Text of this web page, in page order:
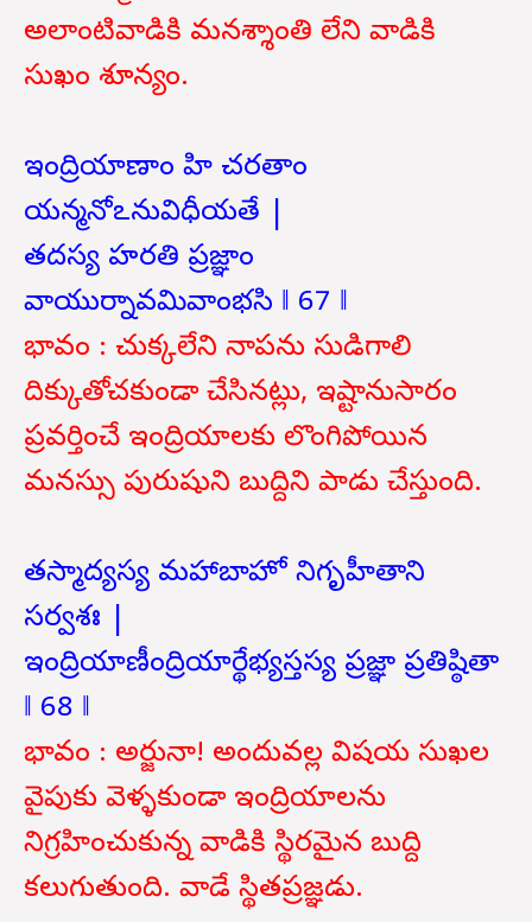
అలాంటివాడికి మనశ్శాంతి లేని వాడికి
సుఖం శూన్యం.
ఇంద్రియాణాం హి చరతాం
యన్మనోఽనువిధీయతే |
తదస్య హరతి ప్రజ్ఞాం
వాయుర్నావమివాంభసి ‖ 67 ‖
భావం : చుక్కలేని నాపను సుడిగాలి
దిక్కుతోచకుండా చేసినట్లు, ఇష్టానుసారం
ప్రవర్తించే ఇంద్రియాలకు లొంగిపోయిన
మనస్సు పురుషుని బుద్దిని పాడు చేస్తుంది.
తస్మాద్యస్య మహాబాహో నిగృహీతాని
సర్వశః |
ఇంద్రియాణీంద్రియార్థేభ్యస్తస్య ప్రజ్ఞా ప్రతిష్ఠితా
‖ 68 ‖
భావం : అర్జునా! అందువల్ల విషయ సుఖల
వైపుకు వెళ్ళకుండా ఇంద్రియాలను
నిగ్రహించుకున్న వాడికి స్థిరమైన బుద్ది
కలుగుతుంది. వాడే స్థితప్రజ్ఞడు.